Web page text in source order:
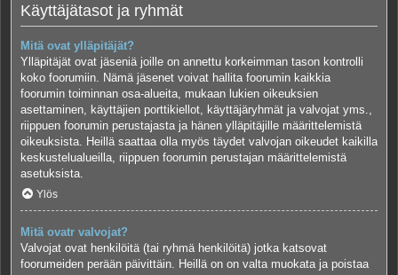
Käyttäjätasot ja ryhmät
Mitä ovat ylläpitäjät?
Ylläpitäjät ovat jäseniä joille on annettu korkeimman tason kontrolli
koko foorumiin. Nämä jäsenet voivat hallita foorumin kaikkia
foorumin toiminnan osa-alueita, mukaan lukien oikeuksien
asettaminen, käyttäjien porttikiellot, käyttäjäryhmät ja valvojat yms.,
riippuen foorumin perustajasta ja hänen ylläpitäjille määrittelemistä
oikeuksista. Heillä saattaa olla myös täydet valvojan oikeudet kaikilla
keskustelualueilla, riippuen foorumin perustajan määrittelemistä
asetuksista.
Ylös
Mitä ovatr valvojat?
Valvojat ovat henkilöitä (tai ryhmä henkilöitä) jotka katsovat
foorumeiden perään päivittäin. Heillä on on valta muokata ja poistaa